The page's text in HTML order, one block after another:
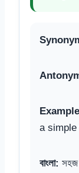
a simple
বাংলা: সহজ